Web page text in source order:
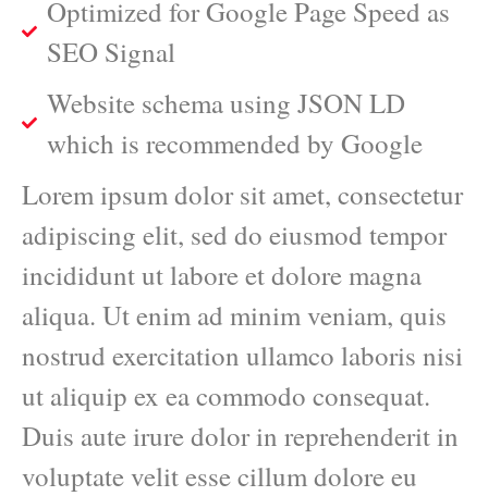
Optimized for Google Page Speed as
SEO Signal
Website schema using JSON LD
which is recommended by Google
Lorem ipsum dolor sit amet, consectetur
adipiscing elit, sed do eiusmod tempor
incididunt ut labore et dolore magna
aliqua. Ut enim ad minim veniam, quis
nostrud exercitation ullamco laboris nisi
ut aliquip ex ea commodo consequat.
Duis aute irure dolor in reprehenderit in
voluptate velit esse cillum dolore eu